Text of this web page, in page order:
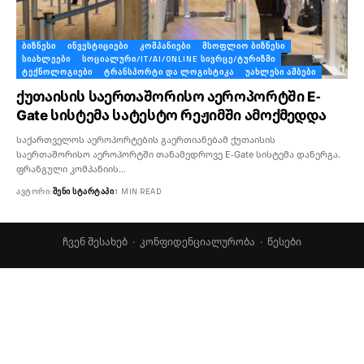
ᲑᲘᲖᲜᲔᲡᲘ ᲘᲜᲕᲔᲡᲢᲘᲪᲘᲔᲑᲘ ᲙᲝᲛᲞᲐᲜᲘᲔᲑᲘ
ᲛᲡᲝᲤᲚᲘᲝ ᲑᲘᲖᲜᲔᲡᲘ
ᲡᲘᲐᲮᲚᲔᲔᲑᲘ
ᲡᲝᲪᲘᲐᲚᲣᲠᲘ/IT/AI/ONLINE ᲡᲘᲕᲠᲪᲔ/ᲢᲣᲠᲘᲖᲛᲘ
ᲢᲔᲥᲜᲝᲚᲝᲒᲘᲔᲑᲘ
ᲢᲠᲐᲜᲡᲞᲝᲠᲢᲘ ᲓᲐ ᲚᲝᲒᲘᲡᲢᲘᲙᲐ ᲣᲐᲮᲚᲔᲡᲘ ᲐᲛᲑᲔᲑᲘ
ქუთაისის საერთაშორისო აეროპორტში E-
Gate სისტემა სატესტო რეჟიმში ამოქმედდა
საქართველოს აეროპორტების გაერთიანებამ ქუთაისის
საერთაშორისო აეროპორტში თანამედროვე E-Gate სისტემა დანერგა.
ფრანგული კომპანიის…
ᲐᲕᲢᲝᲠᲘ:ᲨᲔᲜᲘ ᲡᲢᲐᲠᲢᲐᲞᲘ1 MIN READ
ჩვენ შესახებ · კონფიდენციალურობა · წესები